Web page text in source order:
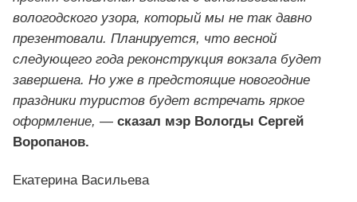
вологодского узора, который мы не так давно
презентовали. Планируется, что весной
следующего года реконструкция вокзала будет
завершена. Но уже в предстоящие новогодние
праздники туристов будет встречать яркое
оформление, — сказал мэр Вологды Сергей
Воропанов.
Екатерина Васильева